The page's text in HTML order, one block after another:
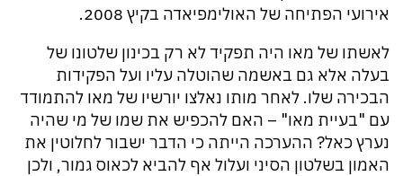
אירועי הפתיחה של האולימפיאדה בקיץ 2008.
לאשתו של מאו היה תפקיד לא רק בכינון שלטונו של
בעלה אלא גם באשמה שהוטלה עליו ועל הפקידות
הבכירה שלו. לאחר מותו נאלצו יורשיו של מאו להתמודד
עם "בעיית מאו" – האם להכפיש את שמו של מי שהיה
נערץ כאל? ההערכה הייתה כי הדבר ישבור לחלוטין את
האמון בשלטון הסיני ועלול אף להביא לכאוס גמור, ולכן